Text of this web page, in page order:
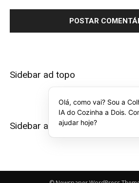
Sidebar ad topo
Sidebar ad bottom
Olá, como vai? Sou a
IA do Cozinha a Dois.
ajudar hoje?